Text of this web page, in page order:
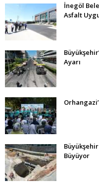
İnegöl
Asfalt
Ayarı
Büyüyor